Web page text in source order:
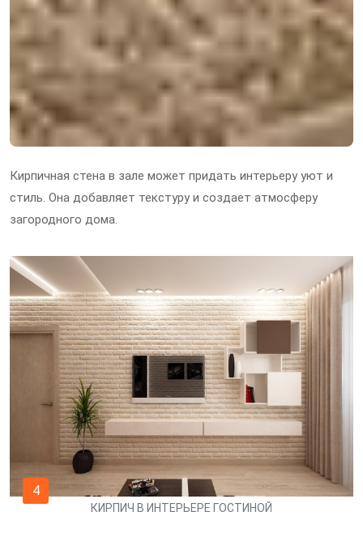
Кирпичная стена в зале может придать интерьеру уют и
стиль. Она добавляет текстуру и создает атмосферу
загородного дома.
4
КИРПИЧ В ИНТЕРЬЕРЕ ГОСТИНОЙ